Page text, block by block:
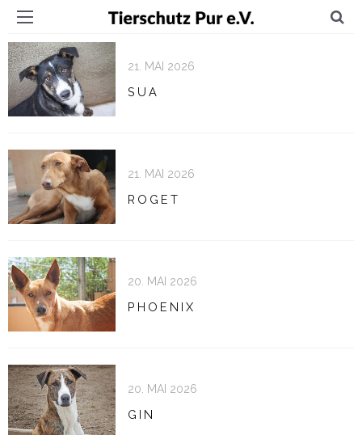
21. MAI 2026
SUA
21. MAI 2026
ROGET
20. MAI 2026
PHOENIX
20. MAI 2026
GIN